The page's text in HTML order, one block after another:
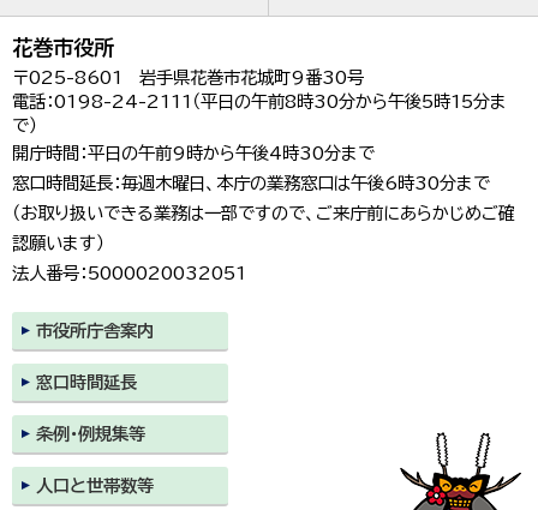
花巻市役所
〒025-8601 岩手県花巻市花城町9番30号
電話：0198-24-2111（平日の午前8時30分から午後5時15分ま
で）
開庁時間：平日の午前9時から午後4時30分まで
窓口時間延長：毎週木曜日、本庁の業務窓口は午後6時30分まで
（お取り扱いできる業務は一部ですので、ご来庁前にあらかじめご確
認願います）
法人番号：5000020032051
市役所庁舎案内
窓口時間延長
条例・例規集等
人口と世帯数等